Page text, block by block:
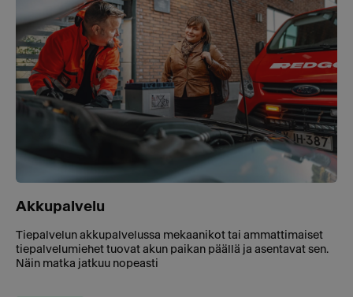
Akkupalvelu
Tiepalvelun akkupalvelussa mekaanikot tai ammattimaiset
tiepalvelumiehet tuovat akun paikan päällä ja asentavat sen.
Näin matka jatkuu nopeasti